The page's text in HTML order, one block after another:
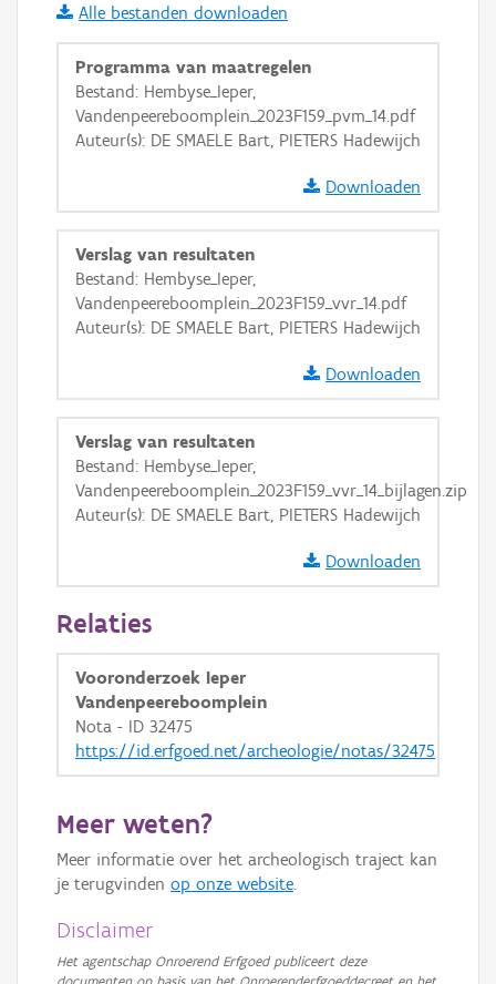
i
+ −
Basis Lagen
OSM-Basiskaart
GRB-Basiskaart
GRB-Basiskaart in grijswaarden
Alle bestanden downloaden
Programma van maatregelen
Bestand: Hembyse_Ieper,
Vandenpeereboomplein_2023F159_pvm_14.pdf
Auteur(s): DE SMAELE Bart, PIETERS Hadewijch
Downloaden
Verslag van resultaten
Bestand: Hembyse_Ieper,
Vandenpeereboomplein_2023F159_vvr_14.pdf
Auteur(s): DE SMAELE Bart, PIETERS Hadewijch
Downloaden
Verslag van resultaten
Bestand: Hembyse_Ieper,
Vandenpeereboomplein_2023F159_vvr_14_bijlagen.zip
Auteur(s): DE SMAELE Bart, PIETERS Hadewijch
Downloaden
Relaties
Vooronderzoek Ieper
Vandenpeereboomplein
Nota - ID 32475
https://id.erfgoed.net/archeologie/notas/32475
Meer weten?
Meer informatie over het archeologisch traject kan
je terugvinden op onze website.
Disclaimer
Het agentschap Onroerend Erfgoed publiceert deze